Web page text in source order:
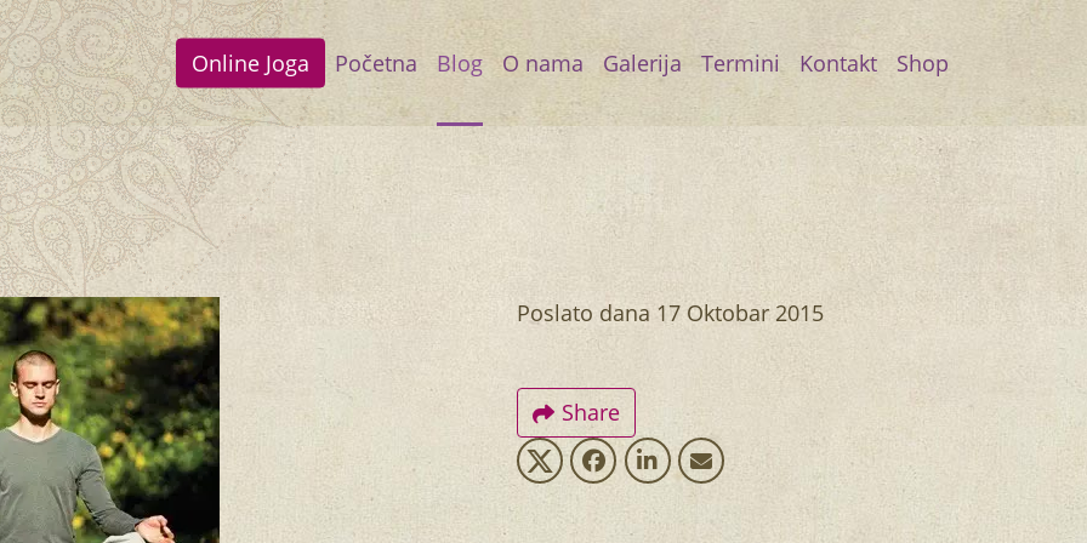
Online Joga Početna Blog O nama Galerija Termini Kontakt Shop
Poslato dana 17 Oktobar 2015
Share
tweet share share mail